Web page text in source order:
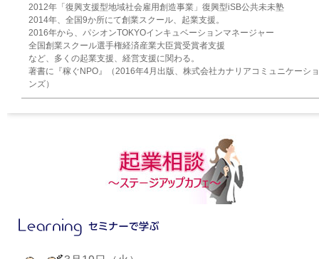
2012年「復興支援型地域社会雇用創造事業」復興型iSB公共未未塾
2014年、全国9か所にて創業スクール、起業支援。
2016年から、パシオンTOKYOインキュベーションマネージャー
全国創業スクール選手権経済産業大臣賞受賞者支援
など、多くの起業支援、経営支援に関わる。
著書に『稼ぐNPO』（2016年4月出版、株式会社カナリアコミュニケーショ
ンズ）